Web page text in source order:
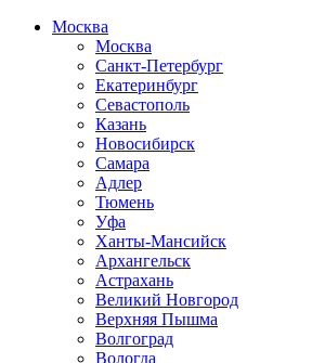
Москва
Москва
Санкт-Петербург
Екатеринбург
Севастополь
Казань
Новосибирск
Самара
Адлер
Тюмень
Уфа
Ханты-Мансийск
Архангельск
Астрахань
Великий Новгород
Верхняя Пышма
Волгоград
Вологда